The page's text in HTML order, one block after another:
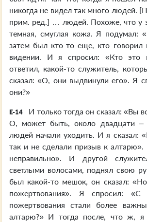
никогда не видел так много людей.
прим. ред.] … людей. Похоже, что у
темная, смуглая кожа. Я подумал:
затем был кто-то еще, кто
видении. И я спросил: «Кто это
ответил, какой-то служитель,
сказал: «О, они выдвинули его». Я
они?»
E-14
И только тогда он сказал: «Вы
О, может быть, около двадцати –
людей начали уходить. И я сказал:
так и не сделали призыв к алтарю».
неправильно». И другой
светлыми волосами, поднял свою
был какой-то мешок, он сказал:
пожертвования». Я спросил:
пожертвования стали более
алтарю?» И тогда после, что ж, я